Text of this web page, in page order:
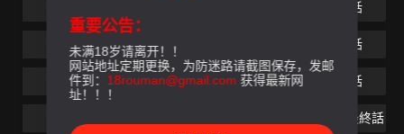
第28話
第29話 第30話 第32話
第33話 第34話 第35話 第36話
第40話-最終話
重要公告：
未满18岁请离开！！
网站地址定期更换，为防迷路请截图保存，发邮
件到： 18rouman@gmail.com 获得最新网
址！！！